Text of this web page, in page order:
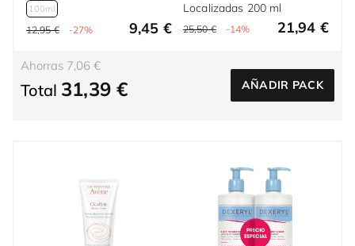
100ml
12,95 € -27% 9,45 €
Localizadas 200 ml
25,50 € -14% 21,94 €
Ahorras 7,06 €
Total 31,39 € AÑADIR PACK